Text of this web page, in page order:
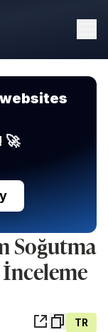
🚀
Soğutma
TR